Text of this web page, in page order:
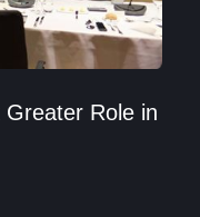
Role in